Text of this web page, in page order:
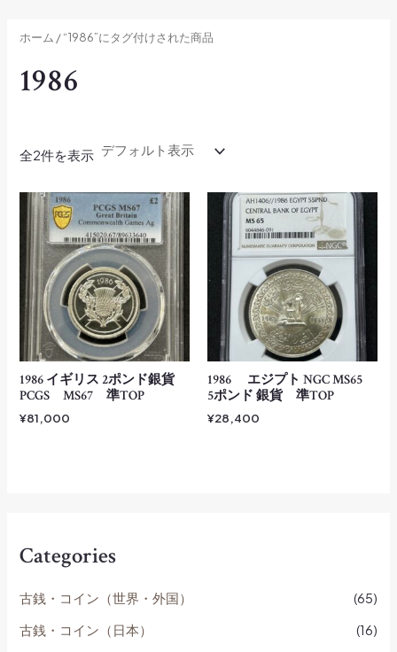
Categories
古銭・コイン（世界・外国）
(65)
古銭・コイン（日本）
(16)
ホーム / “1986”にタグ付けされた商品
1986
全2件を表示
1986 イギリス 2ポンド銀貨
PCGS MS67 準TOP
¥81,000
1986 エジプト NGC MS65
5ポンド 銀貨 準TOP
¥28,400